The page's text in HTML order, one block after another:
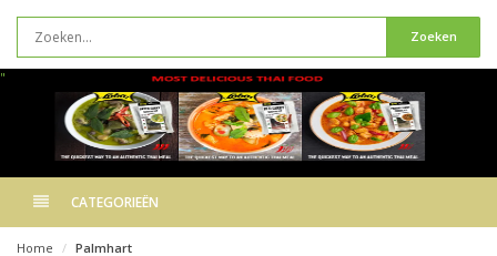
Zoeken
"
CATEGORIEËN
Home Palmhart